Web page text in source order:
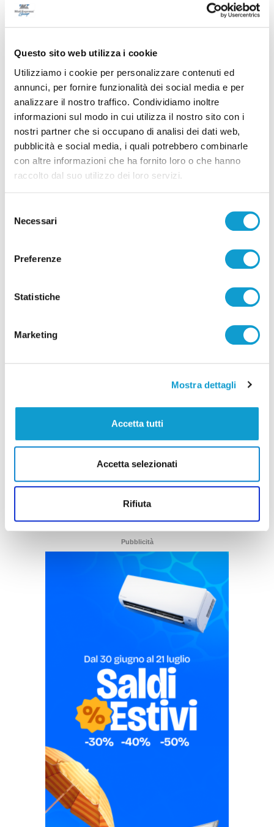
Questo sito web utilizza i cookie
Utilizziamo i cookie per personalizzare contenuti ed
annunci, per fornire funzionalità dei social media e per
analizzare il nostro traffico. Condividiamo inoltre
informazioni sul modo in cui utilizza il nostro sito con i
nostri partner che si occupano di analisi dei dati web,
pubblicità e social media, i quali potrebbero combinarle
con altre informazioni che ha fornito loro o che hanno
raccolto dal suo utilizzo dei loro servizi.
delNecessari
Preferenze
Statistiche
Marketing
Mostra dettagli
Accetta tutti
Accetta selezionati
Rifiuta
Amministrazione
Correlati
scopri come stipulare le polizze Columbus
Assicurazioni ottenendo il Cashback su Hubix
Pubblicità